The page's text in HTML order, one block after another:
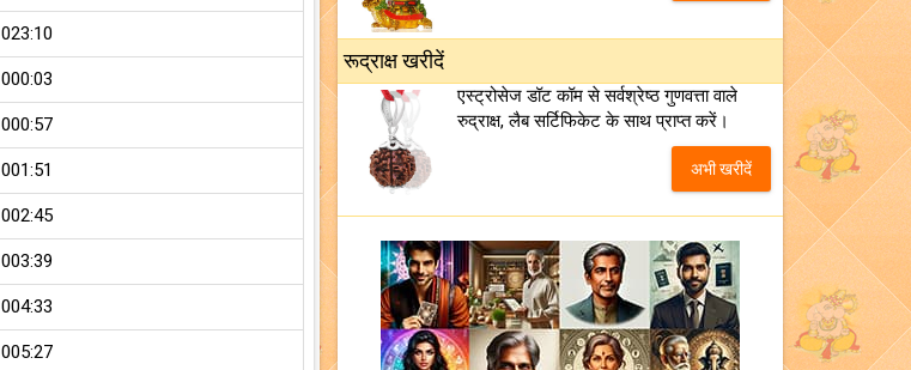
023:10
000:03
000:57
001:51
002:45
003:39
004:33
005:27
रूद्राक्ष खरीदें
एस्ट्रोसेज डॉट कॉम से सर्वश्रेष्ठ गुणवत्ता वाले
रुद्राक्ष, लैब सर्टिफिकेट के साथ प्राप्त करें।
अभी खरीदें